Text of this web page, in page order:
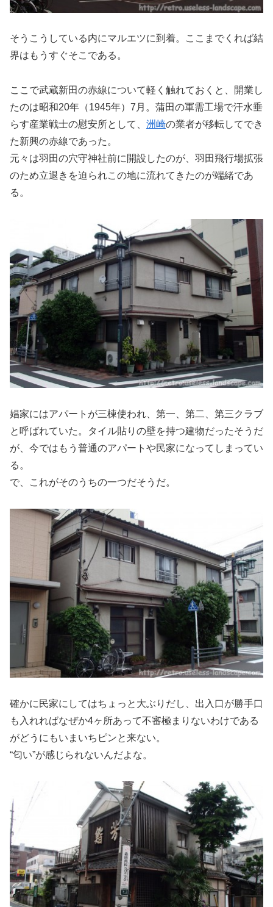
そうこうしている内にマルエツに到着。ここまでくれば結
界はもうすぐそこである。
ここで武蔵新田の赤線について軽く触れておくと、開業し
たのは昭和20年（1945年）7月。蒲田の軍需工場で汗水垂
らす産業戦士の慰安所として、 洲崎の業者が移転してでき
た新興の赤線であった。
元々は羽田の穴守神社前に開設したのが、羽田飛行場拡張
のため立退きを迫られこの地に流れてきたのが端緒であ
る。
娼家にはアパートが三棟使われ、第一、第二、第三クラブ
と呼ばれていた。タイル貼りの壁を持つ建物だったそうだ
が、今ではもう普通のアパートや民家になってしまってい
る。
で、これがそのうちの一つだそうだ。
確かに民家にしてはちょっと大ぶりだし、出入口が勝手口
も入れればなぜか4ヶ所あって不審極まりないわけである
がどうにもいまいちピンと来ない。
“匂い”が感じられないんだよな。